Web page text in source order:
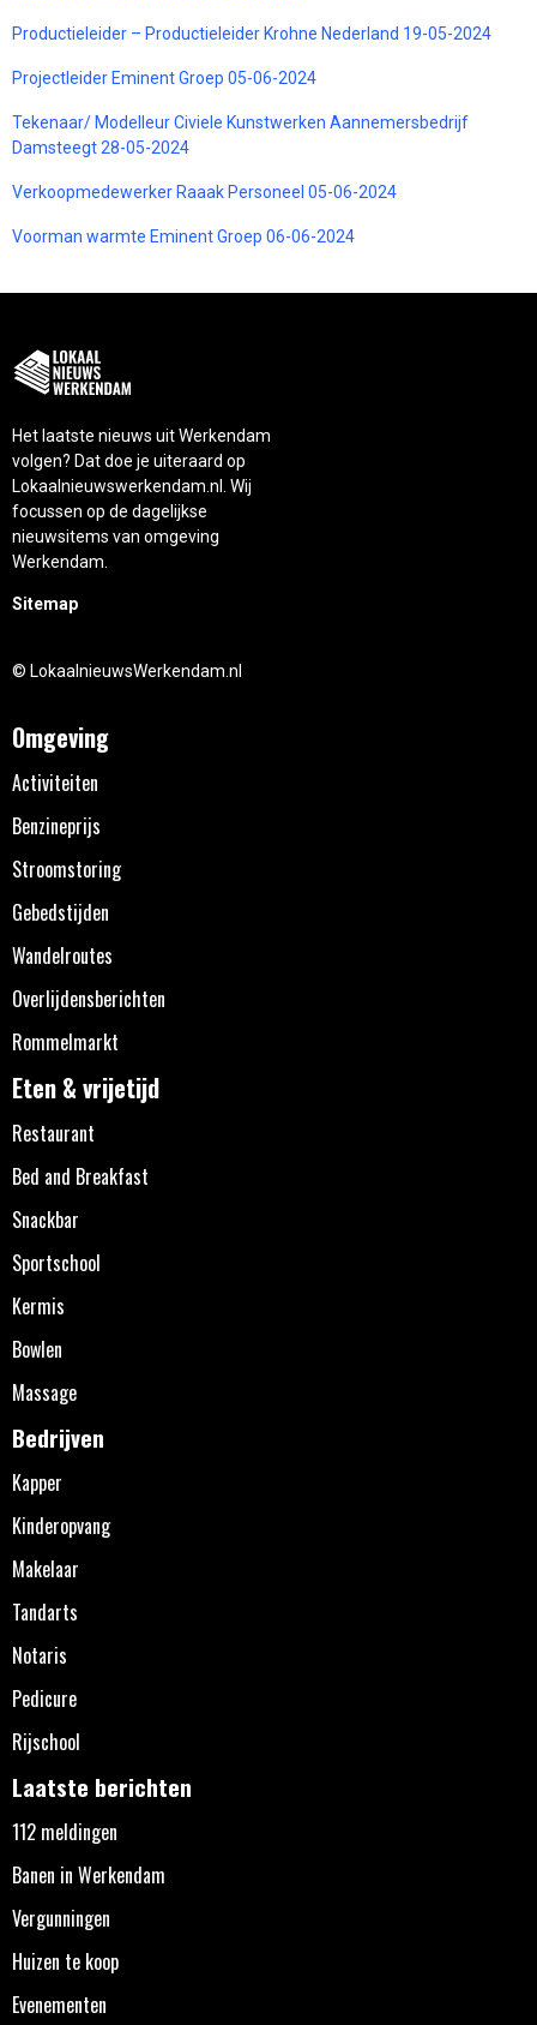
Productieleider – Productieleider Krohne Nederland 19-05-2024
Projectleider Eminent Groep 05-06-2024
Tekenaar/ Modelleur Civiele Kunstwerken Aannemersbedrijf
Damsteegt 28-05-2024
Verkoopmedewerker Raaak Personeel 05-06-2024
Voorman warmte Eminent Groep 06-06-2024
Het laatste nieuws uit Werkendam
volgen? Dat doe je uiteraard op
Lokaalnieuwswerkendam.nl. Wij
focussen op de dagelijkse
nieuwsitems van omgeving
Werkendam.
Sitemap
© LokaalnieuwsWerkendam.nl
Omgeving
Activiteiten
Benzineprijs
Stroomstoring
Gebedstijden
Wandelroutes
Overlijdensberichten
Rommelmarkt
Eten & vrijetijd
Restaurant
Bed and Breakfast
Snackbar
Sportschool
Kermis
Bowlen
Massage
Bedrijven
Kapper
Kinderopvang
Makelaar
Tandarts
Notaris
Pedicure
Rijschool
Laatste berichten
112 meldingen
Banen in Werkendam
Vergunningen
Huizen te koop
Evenementen